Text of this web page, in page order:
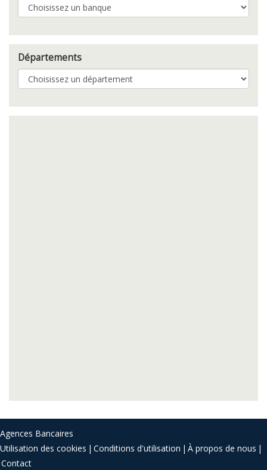
Départements
Agences Bancaires
Utilisation des cookies
Conditions d'utilisation
À propos de nous
Contact